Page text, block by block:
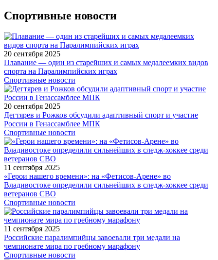
Спортивные новости
20 сентября 2025
Плавание — один из старейших и самых медалеемких видов
спорта на Паралимпийских играх
Спортивные новости
20 сентября 2025
Дегтярев и Рожков обсудили адаптивный спорт и участие
России в Генассамблее МПК
Спортивные новости
11 сентября 2025
«Герои нашего времени»: на «Фетисов-Арене» во
Владивостоке определили сильнейших в следж-хоккее среди
ветеранов СВО
Спортивные новости
11 сентября 2025
Российские паралимпийцы завоевали три медали на
чемпионате мира по гребному марафону
Спортивные новости